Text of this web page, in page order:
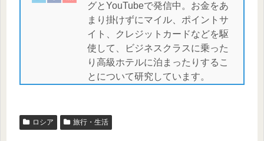
グとYouTubeで発信中。お金をあ
まり掛けずにマイル、ポイントサ
イト、クレジットカードなどを駆
使して、ビジネスクラスに乗った
り高級ホテルに泊まったりするこ
とについて研究しています。
ロシア 旅行・生活